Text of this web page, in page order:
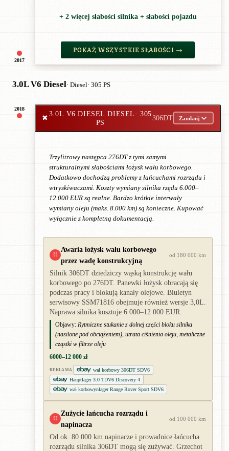
2017
+ 2 więcej słabości silnika + słabości pojazdu
POKAŻ WSZYSTKIE SŁABOŚCI →
3.0L V6 Diesel· Diesel· 305 PS
2018
✖
3.0L V6 DIESEL DIESEL· 305
PS
306DT Zamknij
Trzylitrowy następca 276DT z tymi samymi
strukturalnymi słabościami łożysk wału korbowego.
Dodatkowo dochodzą problemy z łańcuchami rozrządu i
wtryskiwaczami. Koszty wymiany silnika rzędu 6.000–
12.000 EUR są realne. Bardzo krótkie interwały
wymiany oleju (maks. 8.000 km) są konieczne. Kupować
wyłącznie z kompletną dokumentacją.
!!
Awaria łożysk wału korbowego
przez wadę konstrukcyjną
od 180 000 km
Silnik 306DT dziedziczy wąską konstrukcję wału
korbowego po 276DT. Panewki łożysk obracają się
podczas pracy i blokują kanały olejowe. Biuletyn
serwisowy SSM71816 obejmuje również wersje 3,0L.
Naprawa silnika kosztuje 6 000–12 000 EUR.
Objawy: Rytmiczne stukanie z dolnej części bloku silnika
(nasilone pod obciążeniem), utrata ciśnienia oleju, metaliczne
cząstki w filtrze oleju
6000–12 000 zł
REKLAMA
wał korbowy 306DT SDV6
Hauptlager 3.0 TDV6 Discovery 4
wał korbowynlager Range Rover Sport SDV6
!!
Zużycie łańcucha rozrządu i
napinacza
od 100 000 km
Od ok. 80 000 km napinacze i prowadnice łańcucha
rozrządu silnika 306DT mogą się zużywać. Grzechot